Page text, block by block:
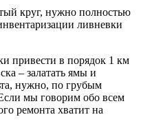
круг, нужно полностью
ливневки
привести в порядок 1 км
– залатать ямы и
нужно, по грубым
мы говорим обо всем
ремонта хватит на